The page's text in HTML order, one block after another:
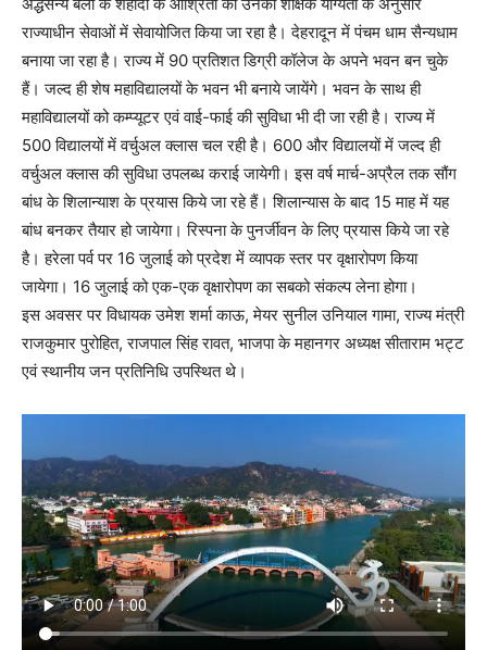
राज्याधीन सेवाओं में सेवायोजित किया जा रहा है। देहरादून में पंचम धाम सैन्यधाम
बनाया जा रहा है। राज्य में 90 प्रतिशत डिग्री कॉलेज के अपने भवन बन चुके
हैं। जल्द ही शेष महाविद्यालयों के भवन भी बनाये जायेंगे। भवन के साथ ही
महाविद्यालयों को कम्प्यूटर एवं वाई-फाई की सुविधा भी दी जा रही है। राज्य में
500 विद्यालयों में वर्चुअल क्लास चल रही है। 600 और विद्यालयों में जल्द ही
वर्चुअल क्लास की सुविधा उपलब्ध कराई जायेगी। इस वर्ष मार्च-अप्रैल तक सौंग
बांध के शिलान्याश के प्रयास किये जा रहे हैं। शिलान्यास के बाद 15 माह में यह
बांध बनकर तैयार हो जायेगा। रिस्पना के पुनर्जीवन के लिए प्रयास किये जा रहे
है। हरेला पर्व पर 16 जुलाई को प्रदेश में व्यापक स्तर पर वृक्षारोपण किया
जायेगा। 16 जुलाई को एक-एक वृक्षारोपण का सबको संकल्प लेना होगा।
इस अवसर पर विधायक उमेश शर्मा काऊ, मेयर सुनील उनियाल गामा, राज्य मंत्री
राजकुमार पुरोहित, राजपाल सिंह रावत, भाजपा के महानगर अध्यक्ष सीताराम भट्ट
एवं स्थानीय जन प्रतिनिधि उपस्थित थे।